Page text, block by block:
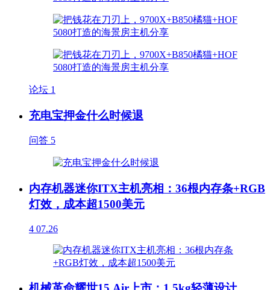
论坛 1
充电宝押金什么时候退
问答 5
内存机器迷你ITX主机亮相：36根内存条+RGB
灯效，成本超1500美元
4 07.26